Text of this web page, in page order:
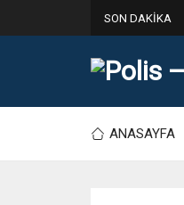
SON DAKİKA
ANASAYFA